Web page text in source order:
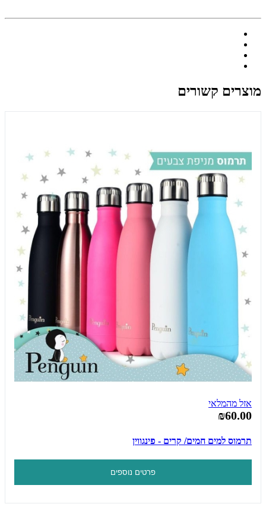
מוצרים קשורים
אזל מהמלאי
₪60.00
תרמוס למים חמים/ קרים - פינגווין
פרטים נוספים